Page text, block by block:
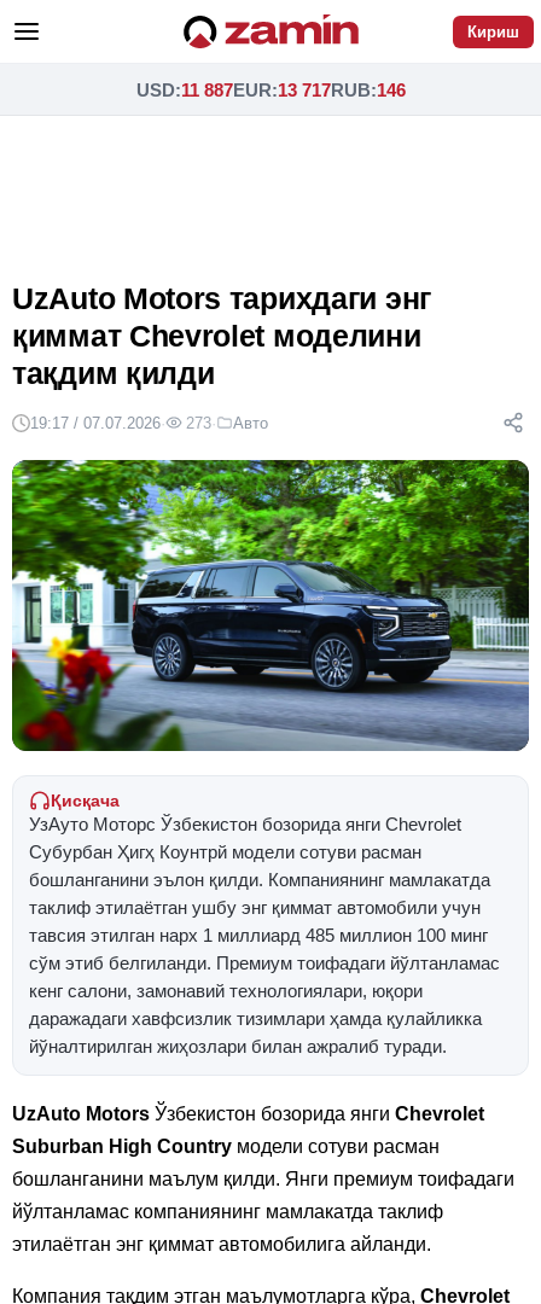
Кириш
USD:11 887EUR:13 717RUB:146
UzAuto Motors тарихдаги энг
қиммат Chevrolet моделини
тақдим қилди
19:17 / 07.07.2026· 273· Авто
Қисқача
УзАуто Моторс Ўзбекистон бозорида янги Chevrolet
Субурбан Ҳигҳ Коунтрй модели сотуви расман
бошланганини эълон қилди. Компаниянинг мамлакатда
таклиф этилаётган ушбу энг қиммат автомобили учун
тавсия этилган нарх 1 миллиард 485 миллион 100 минг
сўм этиб белгиланди. Премиум тоифадаги йўлтанламас
кенг салони, замонавий технологиялари, юқори
даражадаги хавфсизлик тизимлари ҳамда қулайликка
йўналтирилган жиҳозлари билан ажралиб туради.
UzAuto Motors Ўзбекистон бозорида янги Chevrolet
Suburban High Country модели сотуви расман
бошланганини маълум қилди. Янги премиум тоифадаги
йўлтанламас компаниянинг мамлакатда таклиф
этилаётган энг қиммат автомобилига айланди.
Компания тақдим этган маълумотларга кўра, Chevrolet